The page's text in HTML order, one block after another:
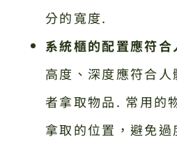
分的寬度.
系統櫃的配置應符合
高度、深度應符合
者拿取物品. 常用的
拿取的位置，避免